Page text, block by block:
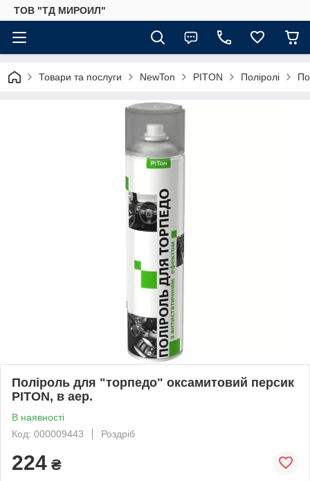
ТОВ "ТД МИРОИЛ"
Товари та послуги NewTon PITON Поліролі
Поліроль для "торпедо" оксамитовий персик
PITON, в аер.
В наявності
Код: 000009443
Роздріб
224 ₴